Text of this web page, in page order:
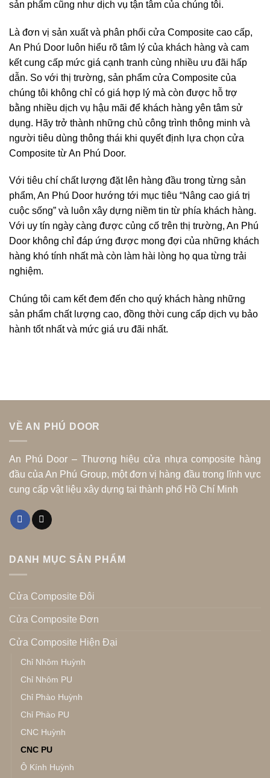
sản phẩm cũng như dịch vụ tận tâm của chúng tôi.
Là đơn vị sản xuất và phân phối cửa Composite cao cấp,
An Phú Door luôn hiểu rõ tâm lý của khách hàng và cam
kết cung cấp mức giá cạnh tranh cùng nhiều ưu đãi hấp
dẫn. So với thị trường, sản phẩm cửa Composite của
chúng tôi không chỉ có giá hợp lý mà còn được hỗ trợ
bằng nhiều dịch vụ hậu mãi để khách hàng yên tâm sử
dụng. Hãy trở thành những chủ công trình thông minh và
người tiêu dùng thông thái khi quyết định lựa chọn cửa
Composite từ An Phú Door.
Với tiêu chí chất lượng đặt lên hàng đầu trong từng sản
phẩm, An Phú Door hướng tới mục tiêu “Nâng cao giá trị
cuộc sống” và luôn xây dựng niềm tin từ phía khách hàng.
Với uy tín ngày càng được củng cố trên thị trường, An Phú
Door không chỉ đáp ứng được mong đợi của những khách
hàng khó tính nhất mà còn làm hài lòng họ qua từng trải
nghiệm.
Chúng tôi cam kết đem đến cho quý khách hàng những
sản phẩm chất lượng cao, đồng thời cung cấp dịch vụ bảo
hành tốt nhất và mức giá ưu đãi nhất.
VỀ AN PHÚ DOOR
An Phú Door – Thương hiệu cửa nhựa composite hàng
đầu của An Phú Group, một đơn vị hàng đầu trong lĩnh vực
cung cấp vật liệu xây dựng tại thành phố Hồ Chí Minh
DANH MỤC SẢN PHẨM
Cửa Composite Đôi
Cửa Composite Đơn
Cửa Composite Hiện Đại
Chỉ Nhôm Huỳnh
Chỉ Nhôm PU
Chỉ Phào Huỳnh
Chỉ Phào PU
CNC Huỳnh
CNC PU
Ô Kính Huỳnh